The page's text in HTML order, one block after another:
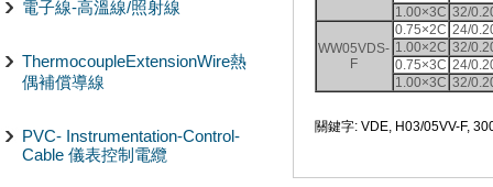
電子線-高溫線/照射線
ThermocoupleExtensionWire熱
偶補償導線
PVC- Instrumentation-Control-
Cable 儀表控制電纜
1.00×3C 32/
WW05VDS-
F
0.75×2C 24/
1.00×2C 32/
0.75×3C 24/
1.00×3C 32/
關鍵字: VDE, H03/05VV-F,